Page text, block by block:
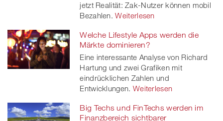
jetzt Realität: Zak-Nutzer können mobil
Bezahlen. Weiterlesen
Welche Lifestyle Apps werden die
Märkte dominieren?
Eine interessante Analyse von Richard
Hartung und zwei Grafiken mit
eindrücklichen Zahlen und
Entwicklungen. Weiterlesen
Big Techs und FinTechs werden im
Finanzbereich sichtbarer